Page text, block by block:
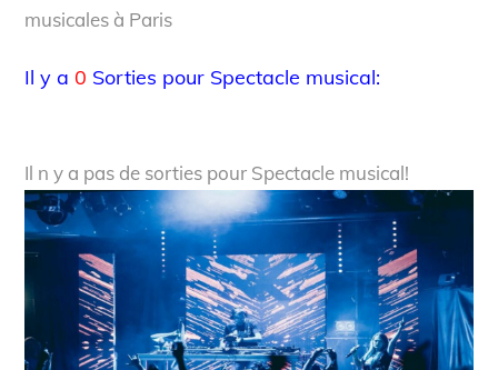
musicales à Paris
Il y a 0 Sorties pour Spectacle musical:
Il n y a pas de sorties pour Spectacle musical!